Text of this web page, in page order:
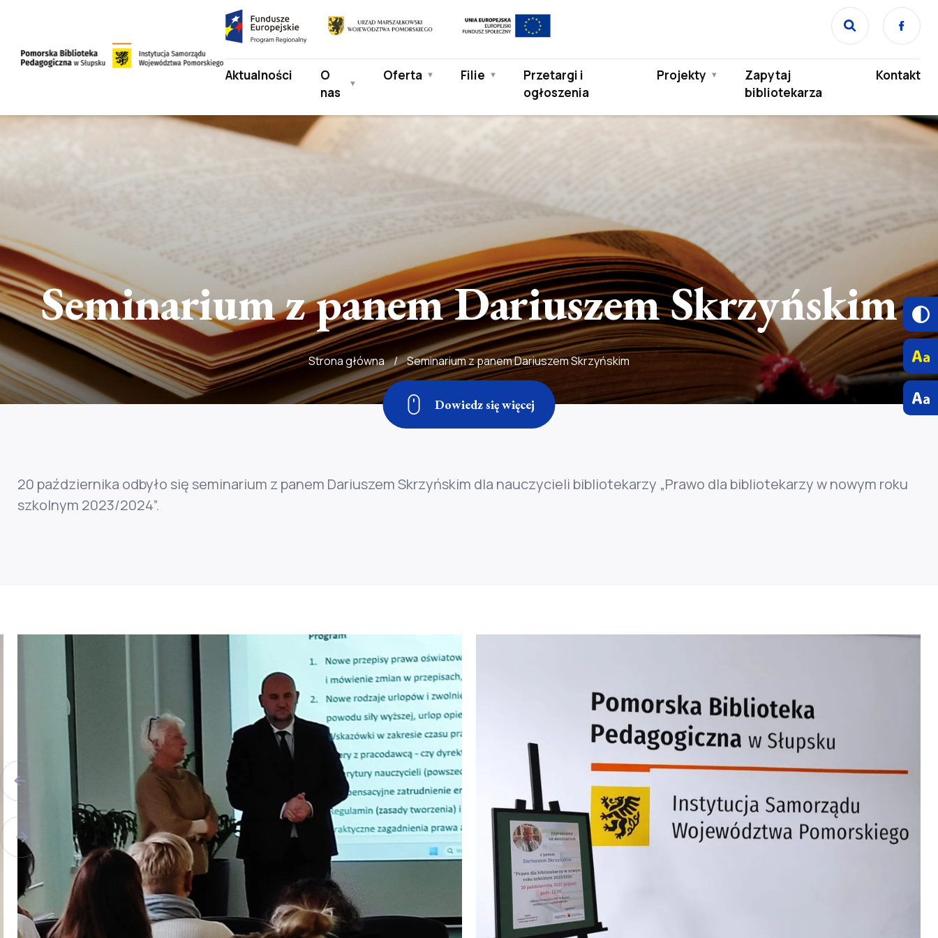
Przejdź
Przejdź
Fundusze
Europejskie
Program
Regionalny
Urząd
Województwa
Pomorskiego
Europejski
Społeczny
Aktualności
O
nas
Oferta Filie
Przetargi i
ogłoszenia
Projekty
Zapytaj
bibliotekarza
Kontakt
Seminarium z panem Dariuszem Skrzyńskim
Strona główna / Seminarium z panem Dariuszem Skrzyńskim
Dowiedz się więcej
20 października odbyło się seminarium z panem Dariuszem Skrzyńskim dla nauczycieli bibliotekarzy „Prawo dla bibliotekarzy w nowym roku
szkolnym 2023/2024”.